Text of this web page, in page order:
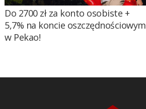
Do 2700 zł za konto osobiste +
5,7% na koncie oszczędnościowym
w Pekao!